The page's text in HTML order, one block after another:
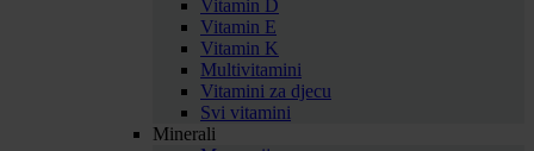
Vitamin D
Vitamin E
Vitamin K
Multivitamini
Vitamini za djecu
Svi vitamini
Minerali